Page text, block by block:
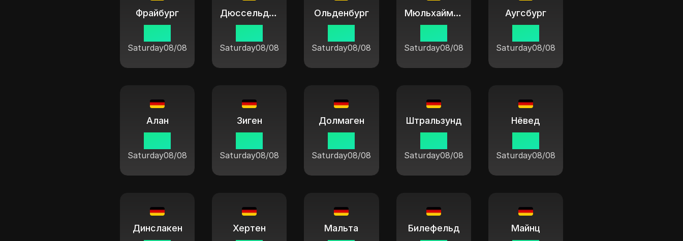
Фрайбург
Saturday08/08
Дюссельдорф
Saturday08/08
Ольденбург
Saturday08/08
Мюльхайм (Рур)
Saturday08/08
Аугсбург
Saturday08/08
Алан
Saturday08/08
Зиген
Saturday08/08
Долмаген
Saturday08/08
Штральзунд
Saturday08/08
Нёвед
Saturday08/08
Динслакен Хертен Мальта Билефельд Майнц